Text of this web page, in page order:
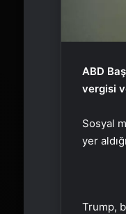
ABD
vergisi
Sosyal
yer
Trump,